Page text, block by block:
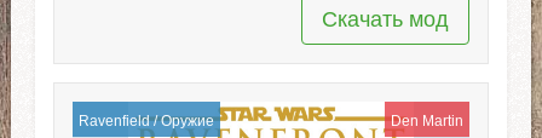
Скачать мод
Ravenfield/Оружие Den Martin